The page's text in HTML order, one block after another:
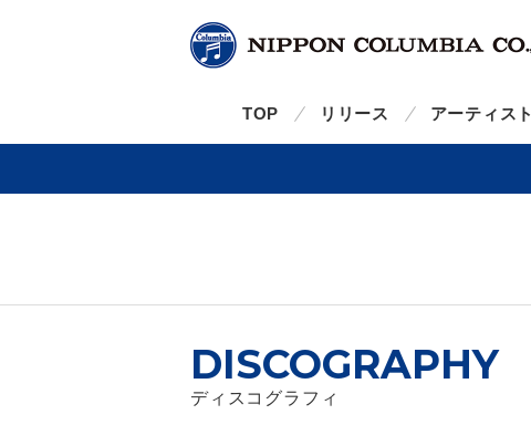
TOP リリース アーティスト
DISCOGRAPHY
ディスコグラフィ